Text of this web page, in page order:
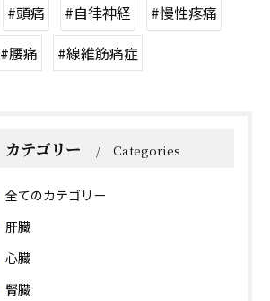
#頭痛 #自律神経
#慢性疼痛
#腰痛
#線維筋痛症
カテゴリー Categories
全てのカテゴリー
肝臓
心臓
腎臓